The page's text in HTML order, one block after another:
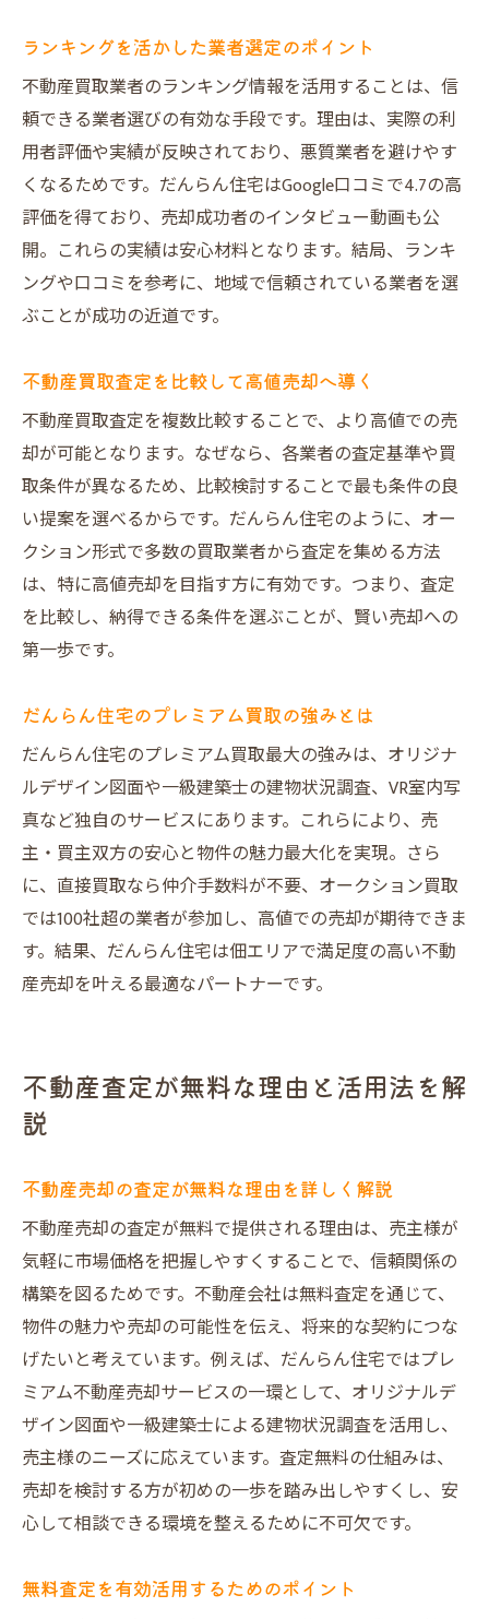
ランキングを活かした業者選定のポイント
不動産買取業者のランキング情報を活用することは、信
頼できる業者選びの有効な手段です。理由は、実際の利
用者評価や実績が反映されており、悪質業者を避けやす
くなるためです。だんらん住宅はGoogle口コミで4.7の高
評価を得ており、売却成功者のインタビュー動画も公
開。これらの実績は安心材料となります。結局、ランキ
ングや口コミを参考に、地域で信頼されている業者を選
ぶことが成功の近道です。
不動産買取査定を比較して高値売却へ導く
不動産買取査定を複数比較することで、より高値での売
却が可能となります。なぜなら、各業者の査定基準や買
取条件が異なるため、比較検討することで最も条件の良
い提案を選べるからです。だんらん住宅のように、オー
クション形式で多数の買取業者から査定を集める方法
は、特に高値売却を目指す方に有効です。つまり、査定
を比較し、納得できる条件を選ぶことが、賢い売却への
第一歩です。
だんらん住宅のプレミアム買取の強みとは
だんらん住宅のプレミアム買取最大の強みは、オリジナ
ルデザイン図面や一級建築士の建物状況調査、VR室内写
真など独自のサービスにあります。これらにより、売
主・買主双方の安心と物件の魅力最大化を実現。さら
に、直接買取なら仲介手数料が不要、オークション買取
では100社超の業者が参加し、高値での売却が期待できま
す。結果、だんらん住宅は佃エリアで満足度の高い不動
産売却を叶える最適なパートナーです。
不動産査定が無料な理由と活用法を解
説
不動産売却の査定が無料な理由を詳しく解説
不動産売却の査定が無料で提供される理由は、売主様が
気軽に市場価格を把握しやすくすることで、信頼関係の
構築を図るためです。不動産会社は無料査定を通じて、
物件の魅力や売却の可能性を伝え、将来的な契約につな
げたいと考えています。例えば、だんらん住宅ではプレ
ミアム不動産売却サービスの一環として、オリジナルデ
ザイン図面や一級建築士による建物状況調査を活用し、
売主様のニーズに応えています。査定無料の仕組みは、
売却を検討する方が初めの一歩を踏み出しやすくし、安
心して相談できる環境を整えるために不可欠です。
無料査定を有効活用するためのポイント